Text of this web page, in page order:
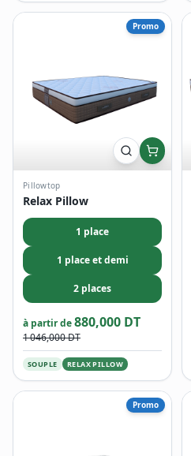
Promo
Pillowtop
Relax Pillow
1 place
1 place et demi
2 places
à partir de880,000 DT
1 046,000 DT
SOUPLE RELAX PILLOW
Promo